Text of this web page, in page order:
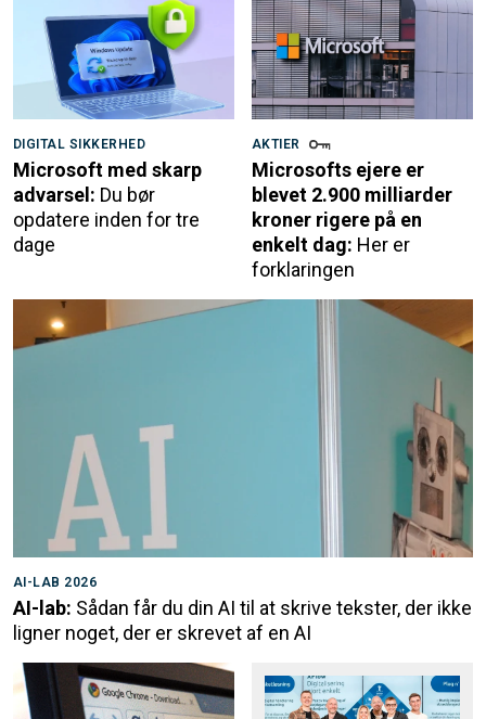
DIGITAL SIKKERHED
Microsoft med skarp
advarsel: Du bør
opdatere inden for tre
dage
AKTIER
Microsofts ejere er
blevet 2.900 milliarder
kroner rigere på en
enkelt dag: Her er
forklaringen
AI-LAB 2026
AI-lab: Sådan får du din AI til at skrive tekster, der ikke
ligner noget, der er skrevet af en AI